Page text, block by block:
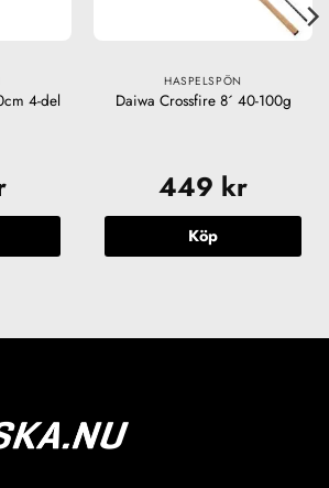
4-del
HASPELSPÖN
Daiwa Crossfire 8´ 40-100g
449 kr
Köp